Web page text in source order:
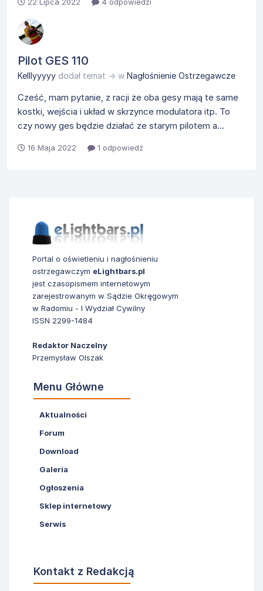
Pilot GES 110
Kelllyyyyy dodał temat → w Nagłośnienie Ostrzegawcze
Cześć, mam pytanie, z racji że oba gesy mają te same
kostki, wejścia i układ w skrzynce modulatora itp. To
czy nowy ges będzie działać ze starym pilotem a...
16 Maja 2022 1 odpowiedź
Portal o oświetleniu i nagłośnieniu
ostrzegawczym eLightbars.pl
jest czasopismem internetowym
zarejestrowanym w Sądzie Okręgowym
w Radomiu - I Wydział Cywilny
ISSN 2299-1484
Redaktor Naczelny
Przemysław Olszak
Menu Główne
Aktualności
Forum
Download
Galeria
Ogłoszenia
Sklep internetowy
Serwis
Kontakt z Redakcją